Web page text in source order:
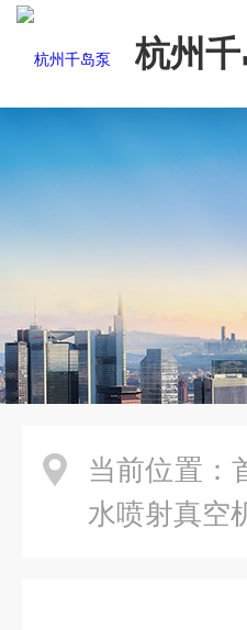
杭州
当前位置：
水喷射真空